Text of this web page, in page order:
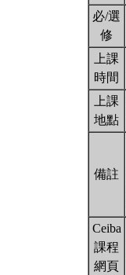
必/選
修
上課
時間
上課
地點
備註
Ceiba
課程
網頁